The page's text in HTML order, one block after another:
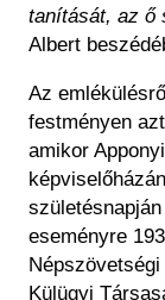
tanítását, az ő
Albert
Az
festményen
amikor
eseményre
Külügyi